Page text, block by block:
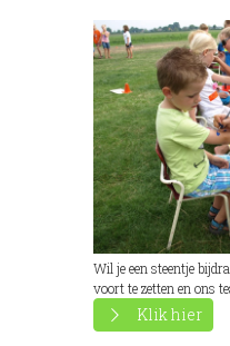
Wil je een steentje
voort te zetten en ons
Klik hier